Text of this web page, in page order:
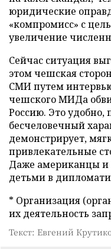
юридические
«компромисс» с
увеличение
Сейчас ситуация
этом чешская
СМИ путем
чешского МИДа
Россию. Это удобно,
бесчеловечный
демонстрирует,
привлекательные
Даже американцы и
детьми в
* Организация
их деятельность
Текст: Евгений